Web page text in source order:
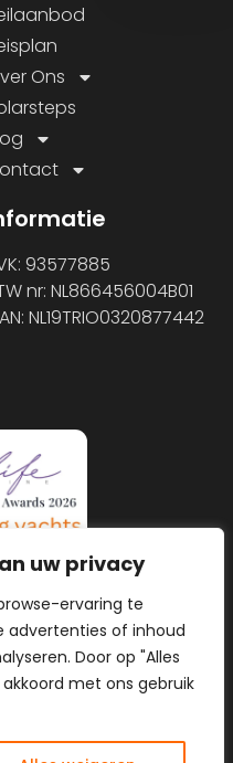
uw privacy
ervaring te
advertenties of inhoud
Door op "Alles
met ons gebruik
Ons
93577885
nr: NL866456004B01
NL19TRIO0320877442